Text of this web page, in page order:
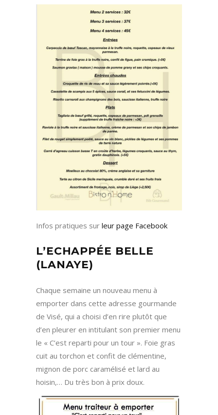
Infos pratiques sur leur page Facebook
L’ECHAPPÉE BELLE
(LANAYE)
Chaque semaine un nouveau menu à
emporter dans cette adresse gourmande
de Visé, qui a choisi d’en rire plutôt que
d’en pleurer en intitulant son premier menu
le « C’est reparti pour un tour ». Foie gras
cuit au torchon et confit de clémentine,
mignon de porc caramélisé et lard au
hoisin,… Du très bon à prix doux.